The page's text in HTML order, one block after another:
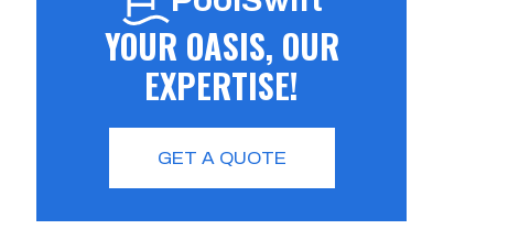
YOUR OASIS, OUR
EXPERTISE!
GET A QUOTE